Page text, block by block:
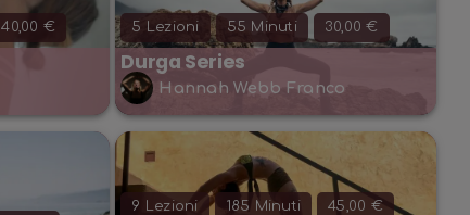
40,00 € 5 Lezioni 55 Minuti 30,00 €
Durga Series
Hannah Webb Franco
9 Lezioni 185 Minuti 45,00 €